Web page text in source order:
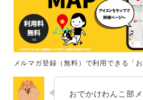
メルマガ登録（無料）で利用できる「お
おでかけわんこ部